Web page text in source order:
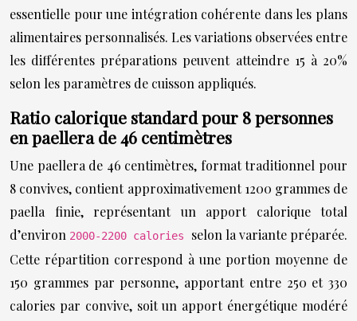
essentielle pour une intégration cohérente dans les plans
alimentaires personnalisés. Les variations observées entre
les différentes préparations peuvent atteindre 15 à 20%
selon les paramètres de cuisson appliqués.
Ratio calorique standard pour 8 personnes
en paellera de 46 centimètres
Une paellera de 46 centimètres, format traditionnel pour
8 convives, contient approximativement 1200 grammes de
paella finie, représentant un apport calorique total
d’environ 2000-2200 calories selon la variante préparée.
Cette répartition correspond à une portion moyenne de
150 grammes par personne, apportant entre 250 et 330
calories par convive, soit un apport énergétique modéré